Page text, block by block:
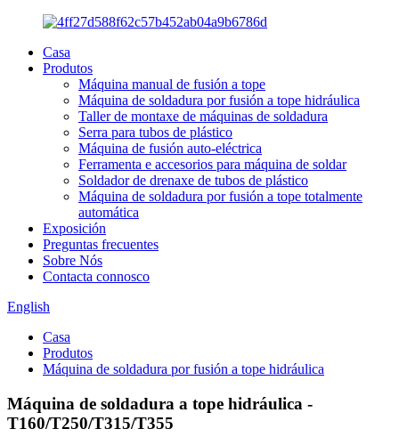
Casa
Produtos
Máquina manual de fusión a tope
Máquina de soldadura por fusión a tope hidráulica
Taller de montaxe de máquinas de soldadura
Serra para tubos de plástico
Máquina de fusión auto-eléctrica
Ferramenta e accesorios para máquina de soldar
Soldador de drenaxe de tubos de plástico
Máquina de soldadura por fusión a tope totalmente
automática
Exposición
Preguntas frecuentes
Sobre Nós
Contacta connosco
English
Casa
Produtos
Máquina de soldadura por fusión a tope hidráulica
Máquina de soldadura a tope hidráulica -
T160/T250/T315/T355